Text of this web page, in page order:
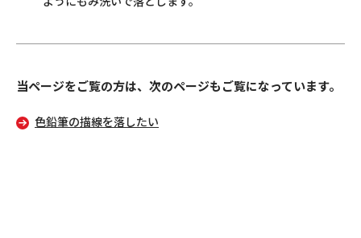
当ページをご覧の方は、次のページもご覧になっています。
色鉛筆の描線を落したい